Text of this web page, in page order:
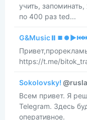
учить,
по 400 раз ted...
https://t.me/
Sokolovsky!
Всем привет. Я
Telegram. Здесь
оперативное.